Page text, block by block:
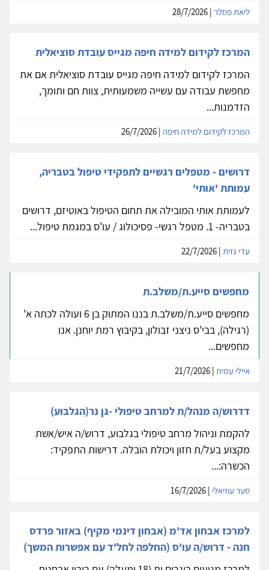
ליאת פסלר
המרכז לקידום למידה חיפה מגייס עובדת סוציאלית
המרכז לקידום למידה חיפה מגייס עובדת סוציאלית אם את
מחפשת עבודה עם עשייה משמעותית, צוות חם ותומך,
הזדמנות...
המרכז לקידום למידה חיפה
דרושים - מטפלים רגשיים לתפקידי טיפול בטבריה,
עמותת 'אותי'
לעמותת אותי המובילה את תחום הטיפול באוטיזם, דרושים
בטבריה- 1. מטפל רגשי- פסיכולוג / עו'ס במגמת טיפול...
עדי גזית
מחפשים סייע.ת/משלב.ת
מחפשים סייע.ת/משלב.ת בננו המתוק בן 6 ועולה לכתה א'
(רגילה), בבי'ס ניצני זבולון, בקיבוץ רמת יוחנן. אנו
מחפשים...
איילי עמית
דדרוש/ה מנהל/ת למרחב טיפולי -גן נר(הגלבוע)
להקמת וניהול מרחב טיפולי בגלבוע, דרוש/ה איש/אשת
מקצוע בעל/ת חזון ויכולת הובלה. דרישות התפקיד:
הכשרה:...
סער עוזיאלי
למרכז אבחון אד'מ (אבחון דינמי מקיף) באזור פרדס
חנה - דרוש/ה עו'ס (החלפה לחל'ד עם אפשרות המשך)